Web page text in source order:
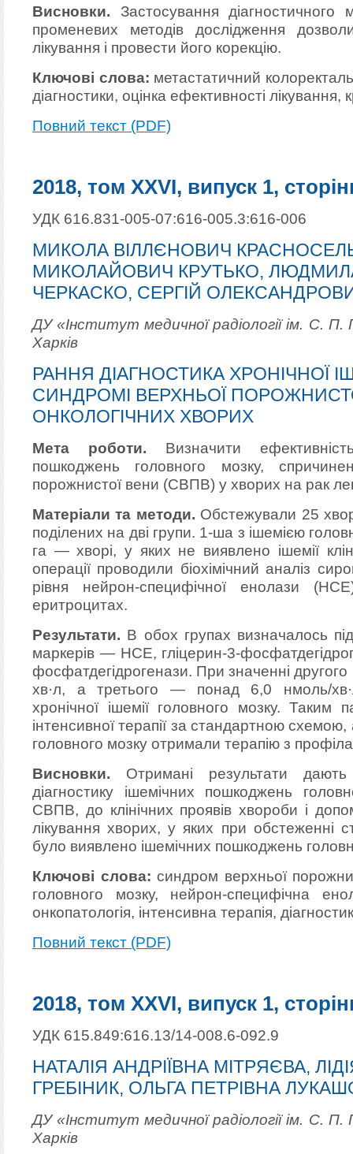
Висновки. Застосування діагностичного
променевих методів дослідження
лікування і провести його корекцію.
Ключові слова: метастатичний
діагностики, оцінка ефективності лікування,
Повний текст (PDF)
2018, том XXVI, випуск 1,
УДК 616.831-005-07:616-005.3:616-006
МИКОЛА ВІЛЛЄНОВИЧ
МИКОЛАЙОВИЧ КРУТЬКО,
ЧЕРКАСКО, СЕРГІЙ
ДУ «Інститут медичної радіології ім. С.
Харків
РАННЯ ДІАГНОСТИКА ХРОНІЧНОЇ
СИНДРОМІ ВЕРХНЬОЇ
ОНКОЛОГІЧНИХ ХВОРИХ
Мета роботи. Визначити
пошкоджень головного мозку,
порожнистої вени (СВПВ) у хворих на рак
Матеріали та методи. Обстежували 25
поділених на дві групи. 1-ша з ішемією
га — хворі, у яких не виявлено ішемії
операції проводили біохімічний аналіз
рівня нейрон-специфічної енолази
еритроцитах.
Результати. В обох групах визначалось
маркерів — НСЕ, гліцерин-3-
фосфатдегідрогенази. При значенні
хв·л, а третього — понад 6,0 нмоль/
хронічної ішемії головного мозку. Таким
інтенсивної терапії за стандартною схемою,
головного мозку отримали терапію з
Висновки. Отримані результати
діагностику ішемічних пошкоджень
СВПВ, до клінічних проявів хвороби і
лікування хворих, у яких при обстеженні
було виявлено ішемічних пошкоджень
Ключові слова: синдром верхньої
головного мозку, нейрон-специфічна
онкопатологія, інтенсивна терапія,
Повний текст (PDF)
2018, том XXVI, випуск 1,
УДК 615.849:616.13/14-008.6-092.9
НАТАЛІЯ АНДРІЇВНА МІТРЯЄВА,
ГРЕБІНИК, ОЛЬГА ПЕТРІВНА
ДУ «Інститут медичної радіології ім. С.
Харків